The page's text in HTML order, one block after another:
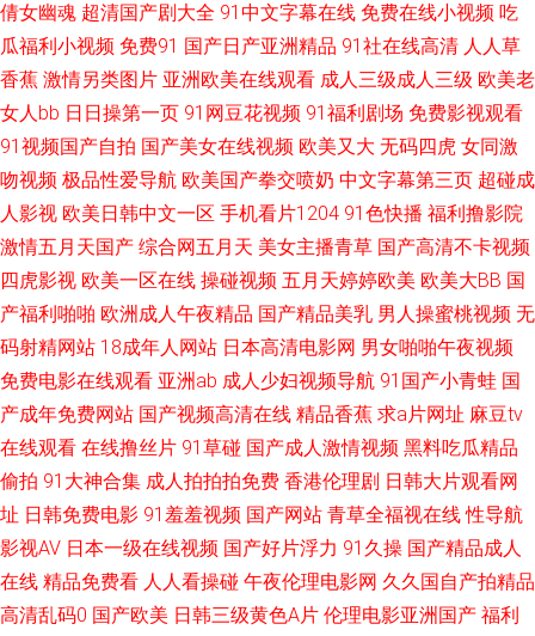
频免费观看 午夜小视频男人天堂 精品久久天堂 91社区男人的天堂 日韩无码
精品久久 99久草 手机在线成人青青草原 超碰人人91网 偷拍福利导航 大香蕉
在线观看8 91电影院女人的天堂 老司机福利3区 91人人妻人人操 免费小视频
在线观看 91熟妇在线视频 青青操aV 97在线偷拍 视频区欧美 操B偷情毛片
福利导航 丝瓜网站 国产精品国产高清 91干逼淫秽视频网站 首页av福利 豆花
成人网站在线观看 91re伊人 九一色交 91啦中文在线伦 欧美日韩免费观看网
址 91最新在线视频 五月亭在线 精品久成人久九 91恋足 日干嫩妇 AV福利在
线导航 深爱激情激动网 超碰97欧美 大香蕉99伊人 在线视频第一页 九色91
在线 97香蕉人人 超碰在线22 欧洲香蕉视频2 影音先锋av男人网 无码中文字
幕日韩专区 五月天性爱导航 日本a在线观看视频 亚洲线路一二三 丁香婷婷乱
倩女幽魂 超清国产剧大全 91中文字幕在线 免费在线小视频 吃
瓜福利小视频 免费91 国产日产亚洲精品 91社在线高清 人人草
香蕉 激情另类图片 亚洲欧美在线观看 成人三级成人三级 欧美老
女人bb 日日操第一页 91网豆花视频 91福利剧场 免费影视观看
91视频国产自拍 国产美女在线视频 欧美又大 无码四虎 女同激
吻视频 极品性爱导航 欧美国产拳交喷奶 中文字幕第三页 超碰成
人影视 欧美日韩中文一区 手机看片1204 91色快播 福利撸影院
激情五月天国产 综合网五月天 美女主播青草 国产高清不卡视频
四虎影视 欧美一区在线 操碰视频 五月天婷婷欧美 欧美大BB 国
产福利啪啪 欧洲成人午夜精品 国产精品美乳 男人操蜜桃视频 无
码射精网站 18成年人网站 日本高清电影网 男女啪啪午夜视频
免费电影在线观看 亚洲ab 成人少妇视频导航 91国产小青蛙 国
产成年免费网站 国产视频高清在线 精品香蕉 求a片网址 麻豆tv
在线观看 在线撸丝片 91草碰 国产成人激情视频 黑料吃瓜精品
偷拍 91大神合集 成人拍拍拍免费 香港伦理剧 日韩大片观看网
址 日韩免费电影 91羞羞视频 国产网站 青草全福视在线 性导航
影视AV 日本一级在线视频 国产好片浮力 91久操 国产精品成人
在线 精品免费看 人人看操碰 午夜伦理电影网 久久国自产拍精品
高清乱码0 国产欧美 日韩三级黄色A片 伦理电影亚洲国产 福利